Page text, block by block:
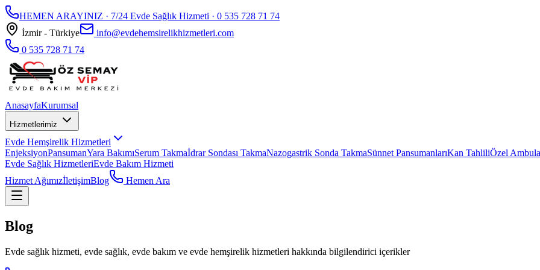
HEMEN ARAYINIZ · 7/24 Evde Sağlık Hizmeti · 0 535 728 71 74
İzmir - Türkiye
info@evdehemsirelikhizmetleri.com
0 535 728 71 74
AnasayfaKurumsal
Hizmetlerimiz
Evde Hemşirelik Hizmetleri
EnjeksiyonPansumanYara BakımıSerum Takmaİdrar Sondası TakmaNazogastrik Sonda TakmaSünnet PansumanlarıKan TahliliÖzel
Evde Sağlık HizmetleriEvde Bakım Hizmeti
Hizmet AğımızİletişimBlog Hemen Ara
Blog
Evde sağlık hizmeti, evde sağlık, evde bakım ve evde hemşirelik hizmetleri hakkında bilgilendirici içerikler